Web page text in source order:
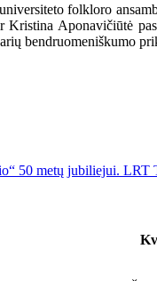
folkloro
Aponavičiūtė
bendruomeniškumo
50 metų jubiliejui. LRT